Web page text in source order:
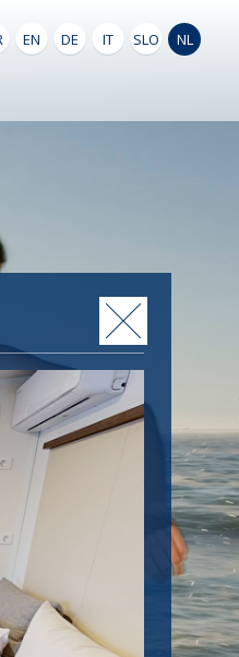
EN DE IT SLO NL